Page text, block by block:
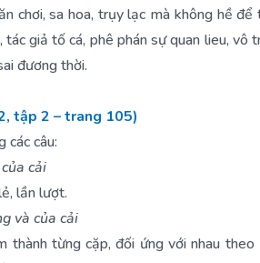
chơi, sa hoa, trụy lạc mà không hề để
tác giả tố cá, phê phán sự quan lieu, vô
đương thời.
tập 2 – trang 105)
các câu:
cải
lần lượt.
và của cải
từng cặp, đối ứng với nhau theo